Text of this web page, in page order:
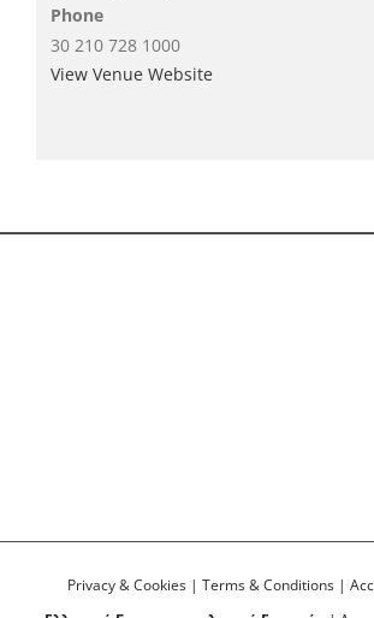
Phone
30 210 728 1000
View Venue Website
Privacy & Cookies | Terms & Conditions |